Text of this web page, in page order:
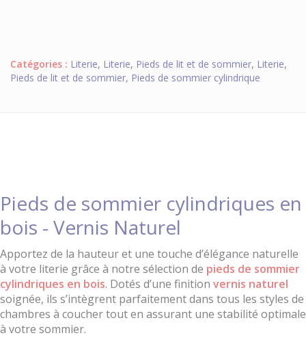
Catégories : Literie, Literie, Pieds de lit et de sommier, Literie,
Pieds de lit et de sommier, Pieds de sommier cylindrique
Pieds de sommier cylindriques en
bois - Vernis Naturel
Apportez de la hauteur et une touche d’élégance naturelle
à votre literie grâce à notre sélection de pieds de sommier
cylindriques en bois. Dotés d’une finition vernis naturel
soignée, ils s’intègrent parfaitement dans tous les styles de
chambres à coucher tout en assurant une stabilité optimale
à votre sommier.